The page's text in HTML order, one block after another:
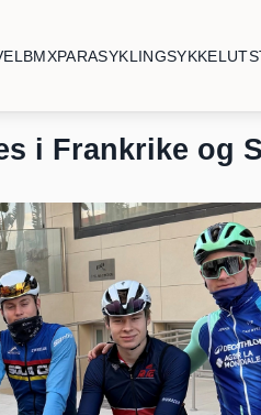
BMXPARASYKLING
i Frankrike og